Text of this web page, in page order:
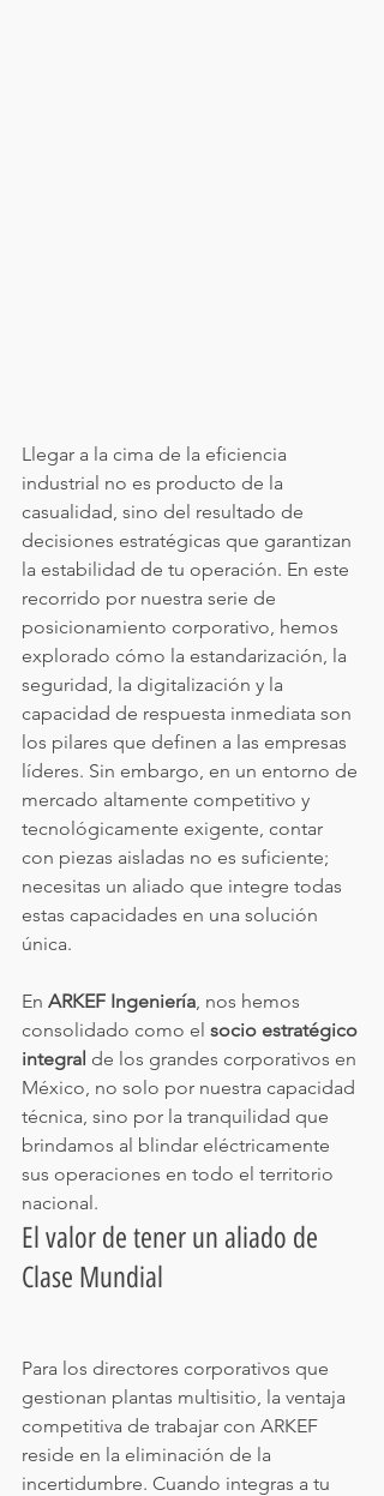
Llegar a la cima de la eficiencia
industrial no es producto de la
casualidad, sino del resultado de
decisiones estratégicas que garantizan
la estabilidad de tu operación. En este
recorrido por nuestra serie de
posicionamiento corporativo, hemos
explorado cómo la estandarización, la
seguridad, la digitalización y la
capacidad de respuesta inmediata son
los pilares que definen a las empresas
líderes. Sin embargo, en un entorno de
mercado altamente competitivo y
tecnológicamente exigente, contar
con piezas aisladas no es suficiente;
necesitas un aliado que integre todas
estas capacidades en una solución
única.
En ARKEF Ingeniería, nos hemos
consolidado como el socio estratégico
integral de los grandes corporativos en
México, no solo por nuestra capacidad
técnica, sino por la tranquilidad que
brindamos al blindar eléctricamente
sus operaciones en todo el territorio
nacional.
El valor de tener un aliado de
Clase Mundial
Para los directores corporativos que
gestionan plantas multisitio, la ventaja
competitiva de trabajar con ARKEF
reside en la eliminación de la
incertidumbre. Cuando integras a tu